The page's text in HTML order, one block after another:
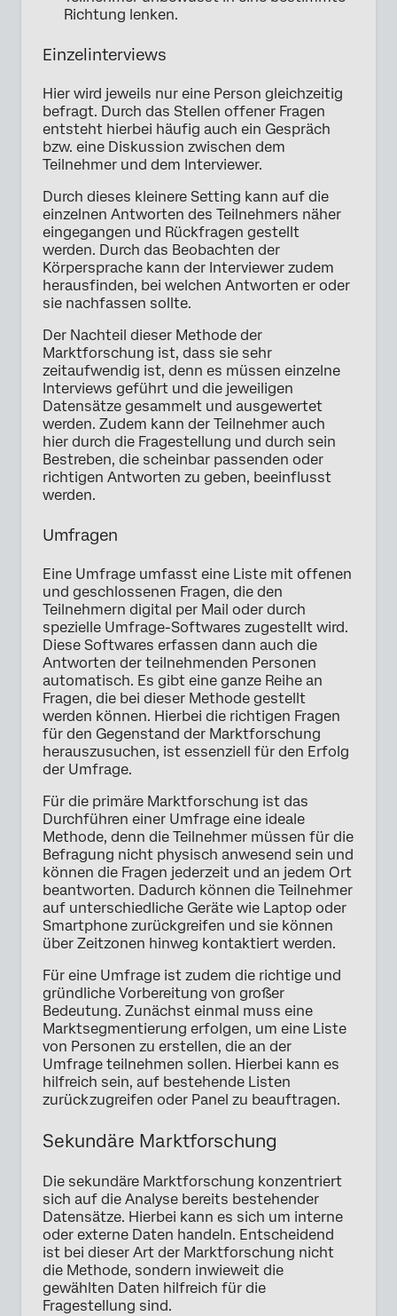
Richtung lenken.
Einzelinterviews
Hier wird jeweils nur eine Person gleichzeitig
befragt. Durch das Stellen offener Fragen
entsteht hierbei häufig auch ein Gespräch
bzw. eine Diskussion zwischen dem
Teilnehmer und dem Interviewer.
Durch dieses kleinere Setting kann auf die
einzelnen Antworten des Teilnehmers näher
eingegangen und Rückfragen gestellt
werden. Durch das Beobachten der
Körpersprache kann der Interviewer zudem
herausfinden, bei welchen Antworten er oder
sie nachfassen sollte.
Der Nachteil dieser Methode der
Marktforschung ist, dass sie sehr
zeitaufwendig ist, denn es müssen einzelne
Interviews geführt und die jeweiligen
Datensätze gesammelt und ausgewertet
werden. Zudem kann der Teilnehmer auch
hier durch die Fragestellung und durch sein
Bestreben, die scheinbar passenden oder
richtigen Antworten zu geben, beeinflusst
werden.
Umfragen
Eine Umfrage umfasst eine Liste mit offenen
und geschlossenen Fragen, die den
Teilnehmern digital per Mail oder durch
spezielle Umfrage-Softwares zugestellt wird.
Diese Softwares erfassen dann auch die
Antworten der teilnehmenden Personen
automatisch. Es gibt eine ganze Reihe an
Fragen, die bei dieser Methode gestellt
werden können. Hierbei die richtigen Fragen
für den Gegenstand der Marktforschung
herauszusuchen, ist essenziell für den Erfolg
der Umfrage.
Für die primäre Marktforschung ist das
Durchführen einer Umfrage eine ideale
Methode, denn die Teilnehmer müssen für die
Befragung nicht physisch anwesend sein und
können die Fragen jederzeit und an jedem Ort
beantworten. Dadurch können die Teilnehmer
auf unterschiedliche Geräte wie Laptop oder
Smartphone zurückgreifen und sie können
über Zeitzonen hinweg kontaktiert werden.
Für eine Umfrage ist zudem die richtige und
gründliche Vorbereitung von großer
Bedeutung. Zunächst einmal muss eine
Marktsegmentierung erfolgen, um eine Liste
von Personen zu erstellen, die an der
Umfrage teilnehmen sollen. Hierbei kann es
hilfreich sein, auf bestehende Listen
zurückzugreifen oder Panel zu beauftragen.
Sekundäre Marktforschung
Die sekundäre Marktforschung konzentriert
sich auf die Analyse bereits bestehender
Datensätze. Hierbei kann es sich um interne
oder externe Daten handeln. Entscheidend
ist bei dieser Art der Marktforschung nicht
die Methode, sondern inwieweit die
gewählten Daten hilfreich für die
Fragestellung sind.